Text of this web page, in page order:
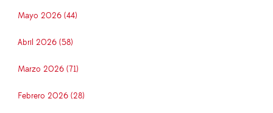
Mayo 2026 (44)
Abril 2026 (58)
Marzo 2026 (71)
Febrero 2026 (28)